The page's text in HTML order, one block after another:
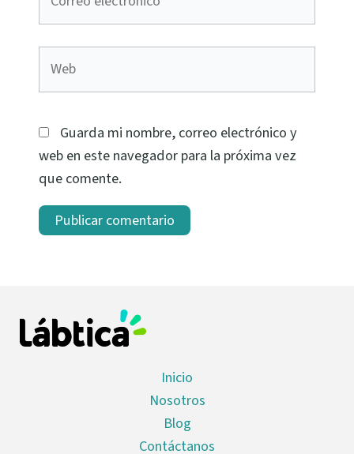
electrónico*
Guarda mi nombre, correo electrónico y
web en este navegador para la próxima vez
que comente.
Inicio
Nosotros
Blog
Contáctanos